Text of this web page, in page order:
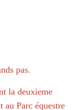
pas.
la deuxieme
au Parc équestre